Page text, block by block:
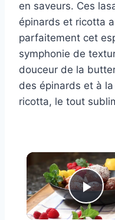
en saveurs. Ces
épinards et ricotta
parfaitement cet
symphonie de
douceur de la
des épinards et à
ricotta, le tout